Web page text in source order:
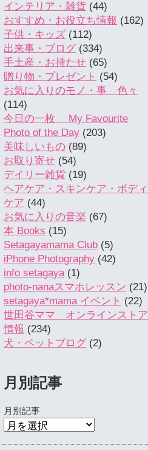
インテリア・雑貨 (44)
おすすめ・お役立ち情報 (162)
子供・キッズ (112)
出来事・ブログ (334)
手土産・お持たせ (65)
贈り物・プレゼント (54)
お気に入りのモノ・事 色々
(114)
今日の一枚 My Favourite
Photo of the Day (203)
美味しいもの (89)
お取り寄せ (54)
デイリー雑貨 (19)
ヘアケア・スキンケア・ボディ
ケア (44)
お気に入りの音楽 (67)
本 Books (15)
Setagayamama Club (5)
iPhone Photography (42)
info setagaya(1)
photo-nanaスマホレッスン (21)
setagaya*mama イベント (22)
世田谷ママ オンラインストア
情報 (234)
犬・ペットブログ (2)
月別記事
月別記事